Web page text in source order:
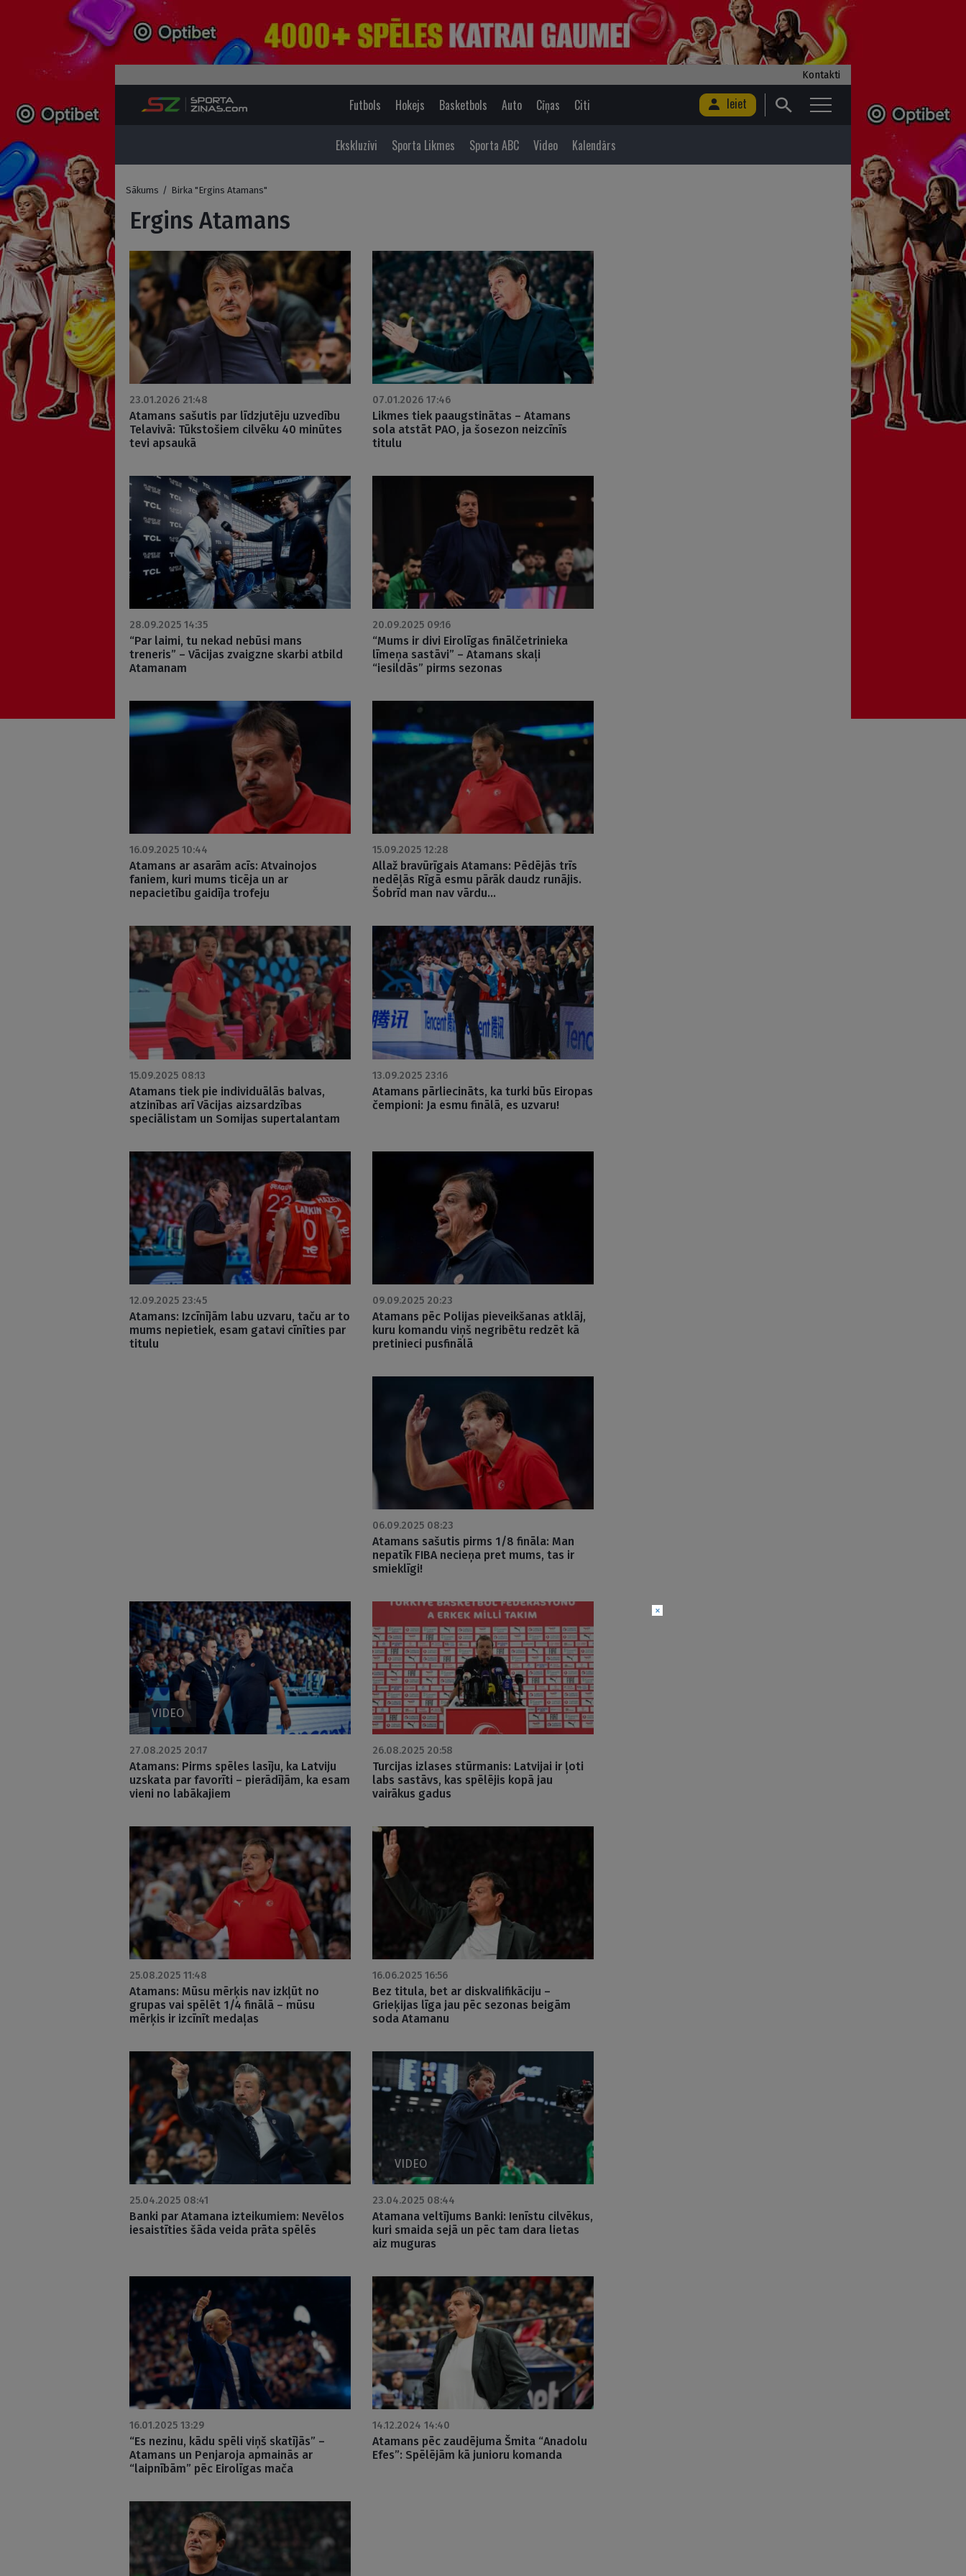
Kontakti
Futbols Hokejs Basketbols Auto Cīņas Citi Ieiet
Ekskluzīvi Sporta Likmes Sporta ABC Video Kalendārs
Sākums / Birka "Ergins Atamans"
Ergins Atamans
23.01.2026 21:48
Atamans sašutis par līdzjutēju uzvedību
Telavivā: Tūkstošiem cilvēku 40 minūtes
tevi apsaukā
07.01.2026 17:46
Likmes tiek paaugstinātas – Atamans
sola atstāt PAO, ja šosezon neizcīnīs
titulu
28.09.2025 14:35
“Par laimi, tu nekad nebūsi mans
treneris” – Vācijas zvaigzne skarbi atbild
Atamanam
20.09.2025 09:16
“Mums ir divi Eirolīgas finālčetrinieka
līmeņa sastāvi” – Atamans skaļi
“iesildās” pirms sezonas
16.09.2025 10:44
Atamans ar asarām acīs: Atvainojos
faniem, kuri mums ticēja un ar
nepacietību gaidīja trofeju
15.09.2025 12:28
Allaž bravūrīgais Atamans: Pēdējās trīs
nedēļās Rīgā esmu pārāk daudz runājis.
Šobrīd man nav vārdu…
15.09.2025 08:13
Atamans tiek pie individuālās balvas,
atzinības arī Vācijas aizsardzības
speciālistam un Somijas supertalantam
13.09.2025 23:16
Atamans pārliecināts, ka turki būs Eiropas
čempioni: Ja esmu finālā, es uzvaru!
12.09.2025 23:45
Atamans: Izcīnījām labu uzvaru, taču ar to
mums nepietiek, esam gatavi cīnīties par
titulu
09.09.2025 20:23
Atamans pēc Polijas pieveikšanas atklāj,
kuru komandu viņš negribētu redzēt kā
pretinieci pusfinālā
06.09.2025 08:23
Atamans sašutis pirms 1/8 fināla: Man
nepatīk FIBA necieņa pret mums, tas ir
smieklīgi!
VIDEO
27.08.2025 20:17
Atamans: Pirms spēles lasīju, ka Latviju
uzskata par favorīti – pierādījām, ka esam
vieni no labākajiem
26.08.2025 20:58
Turcijas izlases stūrmanis: Latvijai ir ļoti
labs sastāvs, kas spēlējis kopā jau
vairākus gadus
25.08.2025 11:48
Atamans: Mūsu mērķis nav izkļūt no
grupas vai spēlēt 1/4 finālā – mūsu
mērķis ir izcīnīt medaļas
16.06.2025 16:56
Bez titula, bet ar diskvalifikāciju –
Grieķijas līga jau pēc sezonas beigām
soda Atamanu
25.04.2025 08:41
Banki par Atamana izteikumiem: Nevēlos
iesaistīties šāda veida prāta spēlēs
VIDEO
23.04.2025 08:44
Atamana veltījums Banki: Ienīstu cilvēkus,
kuri smaida sejā un pēc tam dara lietas
aiz muguras
16.01.2025 13:29
“Es nezinu, kādu spēli viņš skatījās” –
Atamans un Penjaroja apmainās ar
“laipnībām” pēc Eirolīgas mača
14.12.2024 14:40
Atamans pēc zaudējuma Šmita “Anadolu
Efes”: Spēlējām kā junioru komanda